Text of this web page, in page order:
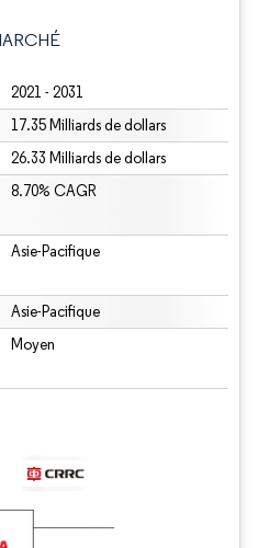
2021 - 2031
17.35 Milliards de dollars
26.33 Milliards de dollars
8.70% CAGR
Asie-Pacifique
Asie-Pacifique
Moyen
nécessite une attribution sous CC